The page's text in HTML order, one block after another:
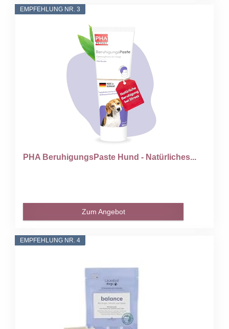
EMPFEHLUNG NR. 3
PHA BeruhigungsPaste Hund - Natürliches...
Zum Angebot
EMPFEHLUNG NR. 4